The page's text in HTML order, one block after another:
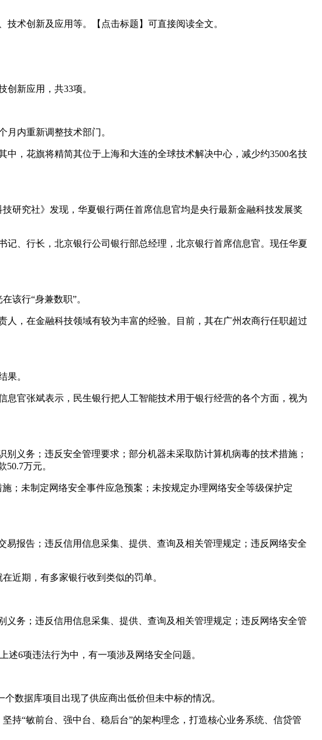
术创新及应用等。【点击标题】可直接阅读全文。
新应用，共33项。
内重新调整技术部门。
，花旗将精简其位于上海和大连的全球技术解决中心，减少约3500名技
研究社》发现，华夏银行两任首席信息官均是央行最新金融科技发展奖
记、行长，北京银行公司银行部总经理，北京银行首席信息官。现任华夏
该行“身兼数职”。
，在金融科技领域有较为丰富的经验。目前，其在广州农商行任职超过
果。
官张斌表示，民生银行把人工智能技术用于银行经营的各个方面，视为
义务；违反安全管理要求；部分机器未采取防计算机病毒的技术措施；
万元。
；未制定网络安全事件应急预案；未按规定办理网络安全等级保护定
报告；违反信用信息采集、提供、查询及相关管理规定；违反网络安全
近期，有多家银行收到类似的罚单。
务；违反信用信息采集、提供、查询及相关管理规定；违反网络安全管
述6项违法行为中，有一项涉及网络安全问题。
数据库项目出现了供应商出低价但未中标的情况。
持“敏前台、强中台、稳后台”的架构理念，打造核心业务系统、信贷管